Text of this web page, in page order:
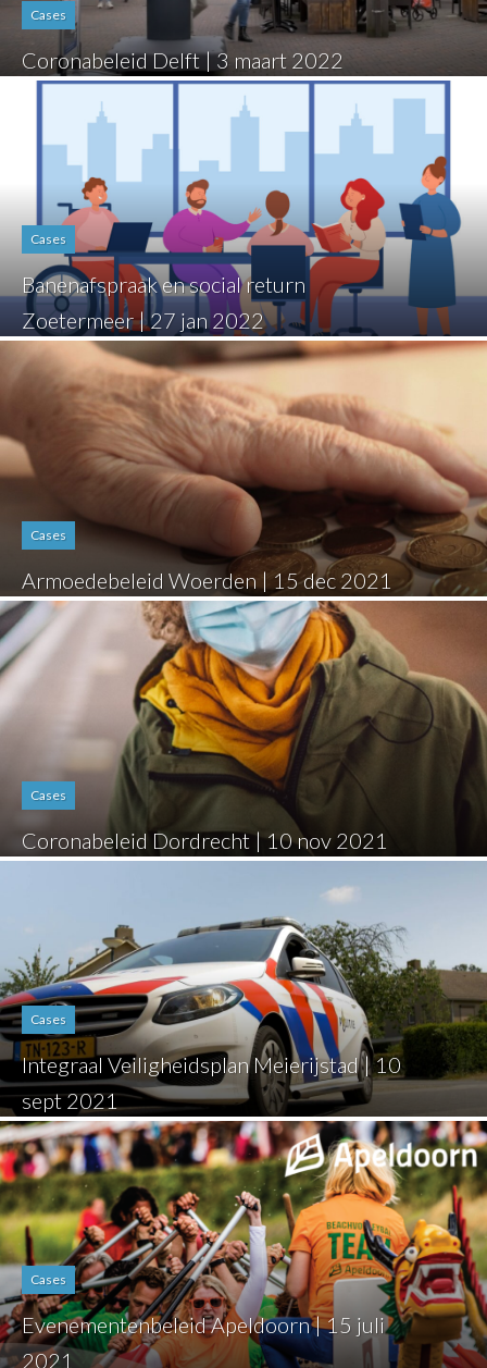
Cases
Coronabeleid Delft | 3 maart 2022
Cases
Banenafspraak en social return
Zoetermeer | 27 jan 2022
Cases
Armoedebeleid Woerden | 15 dec 2021
Cases
Coronabeleid Dordrecht | 10 nov 2021
Cases
Integraal Veiligheidsplan Meierijstad | 10
sept 2021
Cases
Evenementenbeleid Apeldoorn | 15 juli
2021